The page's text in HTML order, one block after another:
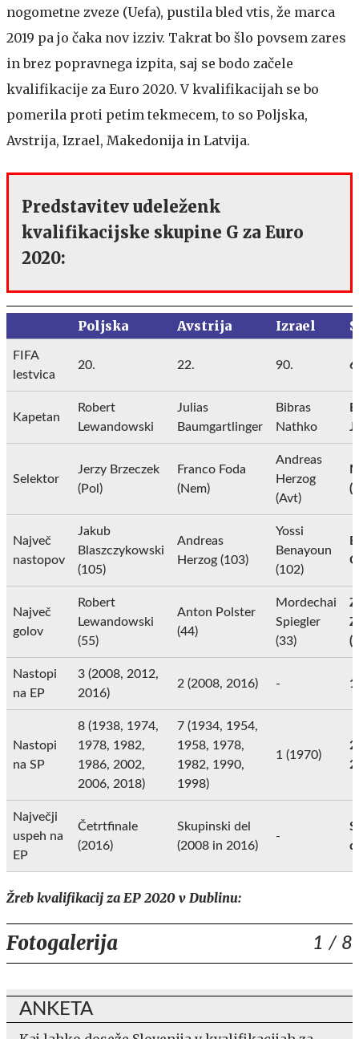
nogometne zveze (Uefa), pustila bled vtis, že marca
2019 pa jo čaka nov izziv. Takrat bo šlo povsem zares
in brez popravnega izpita, saj se bodo začele
kvalifikacije za Euro 2020. V kvalifikacijah se bo
pomerila proti petim tekmecem, to so Poljska,
Avstrija, Izrael, Makedonija in Latvija.
Predstavitev udeleženk
kvalifikacijske skupine G za Euro
2020:
Poljska Avstrija Izrael
FIFA
lestvica
20. 22. 90.
Kapetan
Robert
Lewandowski
Julias
Baumgartlinger
Bibras
Nathko
Selektor
Jerzy Brzeczek
(Pol)
Franco Foda
(Nem)
Andreas
Herzog
(Avt)
Največ
nastopov
Jakub
Blaszczykowski
(105)
Andreas
Herzog (103)
Yossi
Benayoun
(102)
Največ
golov
Robert
Lewandowski
(55)
Anton Polster
(44)
Mordechai
Spiegler
(33)
Nastopi
na EP
3 (2008, 2012,
2016)
2 (2008, 2016) - 1
Nastopi
na SP
8 (1938, 1974,
1978, 1982,
1986, 2002,
2006, 2018)
7 (1934, 1954,
1958, 1978,
1982, 1990,
1998)
1 (1970)
2
Največji
uspeh na
EP
Četrtfinale
(2016)
Skupinski del
(2008 in 2016)
-
Žreb kvalifikacij za EP 2020 v Dublinu:
Fotogalerija 1 / 8
ANKETA